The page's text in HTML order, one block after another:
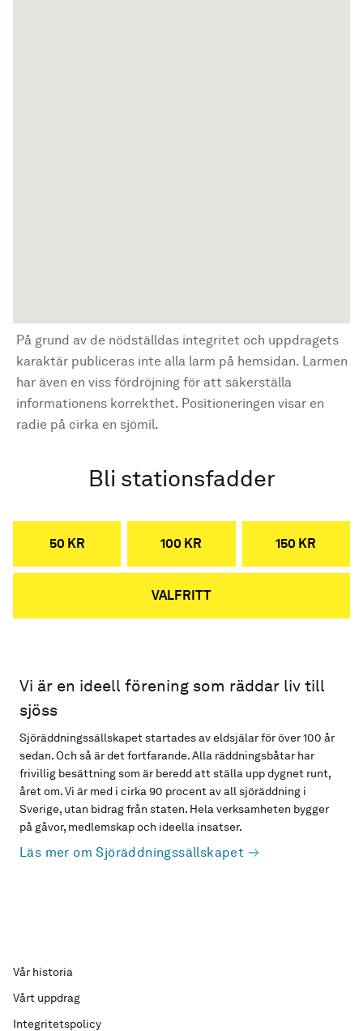
På grund av de nödställdas integritet och uppdragets
karaktär publiceras inte alla larm på hemsidan. Larmen
har även en viss fördröjning för att säkerställa
informationens korrekthet. Positioneringen visar en
radie på cirka en sjömil.
Bli stationsfadder
50 KR 100 KR 150 KR
VALFRITT
Vi är en ideell förening som räddar liv till
sjöss
Sjöräddningssällskapet startades av eldsjälar för över 100 år
sedan. Och så är det fortfarande. Alla räddningsbåtar har
frivillig besättning som är beredd att ställa upp dygnet runt,
året om. Vi är med i cirka 90 procent av all sjöräddning i
Sverige, utan bidrag från staten. Hela verksamheten bygger
på gåvor, medlemskap och ideella insatser.
Läs mer om Sjöräddningssällskapet
Vår historia
Vårt uppdrag
Integritetspolicy